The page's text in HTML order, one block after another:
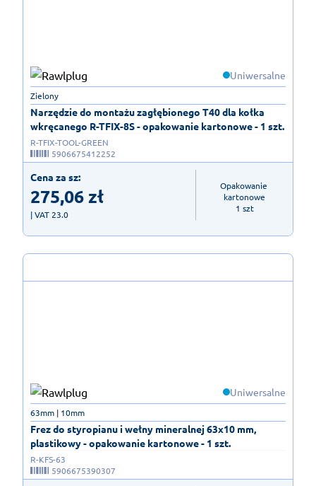
Uniwersalne
Narzędzie do montażu zagłębionego T40 dla kołka
wkręcanego R-TFIX-8S - opakowanie kartonowe - 1 szt.
Zielony
R-TFIX-TOOL-GREEN
5906675412252
Cena za sz:
275,06zł
| VAT 23.0
Opakowanie
kartonowe
1 szt
Uniwersalne
Frez do styropianu i wełny mineralnej 63x10 mm,
plastikowy - opakowanie kartonowe - 1 szt.
63mm | 10mm
R-KFS-63
5906675390307